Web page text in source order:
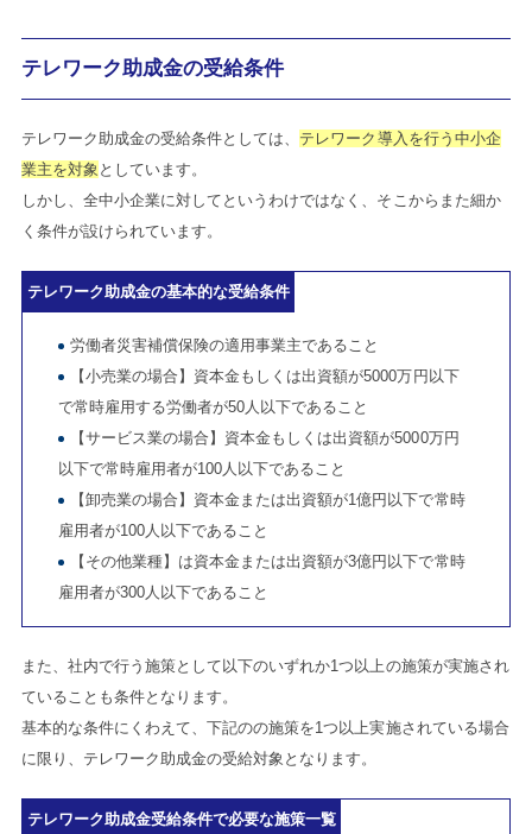
テレワーク助成金の受給条件
テレワーク助成金の受給条件としては、 テレワーク導入を行う中小企
業主を対象 としています。
しかし、全中小企業に対してというわけではなく、そこからまた細か
く条件が設けられています。
テレワーク助成金の基本的な受給条件
労働者災害補償保険の適用事業主であること
【小売業の場合】資本金もしくは出資額が5000万円以下
で常時雇用する労働者が50人以下であること
【サービス業の場合】資本金もしくは出資額が5000万円
以下で常時雇用者が100人以下であること
【卸売業の場合】資本金または出資額が1億円以下で常時
雇用者が100人以下であること
【その他業種】は資本金または出資額が3億円以下で常時
雇用者が300人以下であること
また、社内で行う施策として以下のいずれか1つ以上の施策が実施され
ていることも条件となります。
基本的な条件にくわえて、下記のの施策を1つ以上実施されている場合
に限り、テレワーク助成金の受給対象となります。
テレワーク助成金受給条件で必要な施策一覧